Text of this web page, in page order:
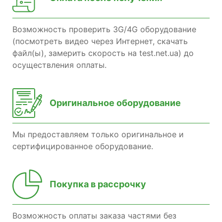
Возможность проверить 3G/4G оборудование
(посмотреть видео через Интернет, скачать
файл(ы), замерить скорость на test.net.ua) до
осуществления оплаты.
Оригинальное оборудование
Мы предоставляем только оригинальное и
сертифицированное оборудование.
Покупка в рассрочку
Возможность оплаты заказа частями без